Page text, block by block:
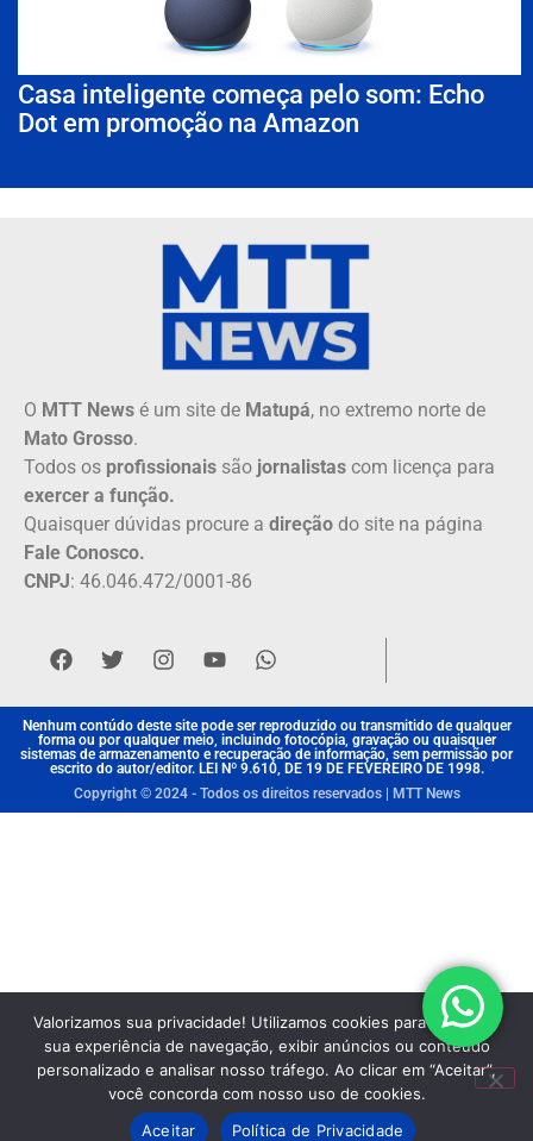
Casa inteligente começa pelo som: Echo
Dot em promoção na Amazon
O MTT News é um site de Matupá, no extremo norte de
Mato Grosso.
Todos os profissionais são jornalistas com licença para
exercer a função.
Quaisquer dúvidas procure a direção do site na página
Fale Conosco.
CNPJ: 46.046.472/0001-86
Nenhum contúdo deste site pode ser reproduzido ou transmitido de qualquer
forma ou por qualquer meio, incluindo fotocópia, gravação ou quaisquer
sistemas de armazenamento e recuperação de informação, sem permissão por
escrito do autor/editor. LEI Nº 9.610, DE 19 DE FEVEREIRO DE 1998.
Copyright © 2024 - Todos os direitos reservados | MTT News
Valorizamos sua privacidade! Utilizamos cookies para aprimorar
sua experiência de navegação, exibir anúncios ou conteúdo
personalizado e analisar nosso tráfego. Ao clicar em “Aceitar”,
você concorda com nosso uso de cookies.
Aceitar
Política de Privacidade